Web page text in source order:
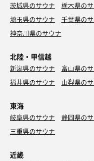
茨城県のサウナ 栃木県の
埼玉県のサウナ
千葉県の
神奈川県のサウナ
北陸・甲信越
新潟県のサウナ 富山県の
福井県のサウナ
山梨県の
東海
岐阜県のサウナ 静岡県の
三重県のサウナ
近畿